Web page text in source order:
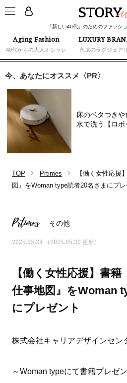
「新しい40代」のためのファッシ
Aging Fashion
40代からの大人オシャレ
LUXURY
永遠のラグジュア
今、あなたにオススメ〈PR〉
床のベタつき
水で洗う【ロボ
TOP Prtimes
【働く女性応援
図』をWoman type読者20名さまにプレ
Prtimes その他
2025.05.28 （2025.05.30 更新）
【働く女性応援】書
仕事地図』をWoman
にプレゼント
株式会社キャリアデザインセン
～Woman typeにて書籍プレゼ